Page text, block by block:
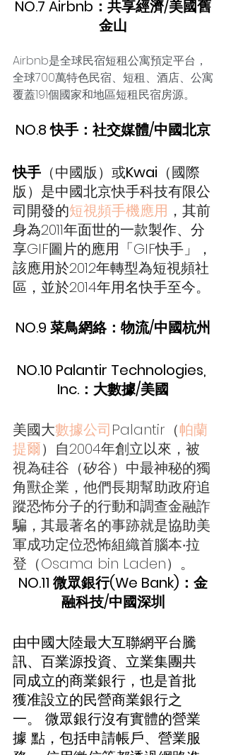
NO.7 Airbnb ：共享經濟/美國舊
金山
Airbnb是全球民宿短租公寓預定平台，
全球700萬特色民宿、短租、酒店、公寓
覆蓋191個國家和地區短租民宿房源。
NO.8 快手：社交媒體/中國北京
快手 （中國版）或Kwai （國際
版）是中國北京快手科技有限公
司開發的短視頻手機應用 ，其前
身為2011年面世的一款製作、分
享GIF圖片的應用「GIF快手」，
該應用於2012年轉型為短視頻社
區，並於2014年用名快手至今。
NO.9 菜鳥網絡：物流/中國杭州
NO.10 Palantir Technologies,
Inc. ：大數據/美國
美國大數據公司Palantir（帕蘭
提爾）自2004年創立以來，被
視為硅谷（矽谷）中最神秘的獨
角獸企業，他們長期幫助政府追
蹤恐怖分子的行動和調查金融詐
騙，其最著名的事跡就是協助美
軍成功定位恐怖組織首腦本‧拉
登（Osama bin Laden）。
NO.11 微眾銀行(We Bank)：金
融科技/中國深圳
由中國大陸最大互聯網平台騰
訊、百業源投資、立業集團共
同成立的商業銀行，也是首批
獲准設立的民營商業銀行之
一。 微眾銀行沒有實體的營業
據 點，包括申請帳戶、營業服